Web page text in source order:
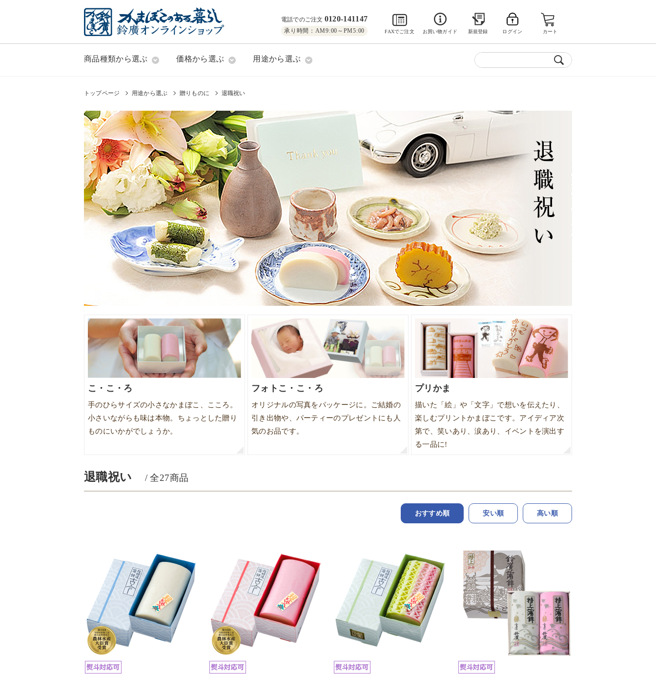
電話でのご注文 0120-141147
承り時間：AM9:00～PM5:00 FAXでご注文 お買い物ガイド 新規登録 ログイン カート
商品種類から選ぶ 価格から選ぶ 用途から選ぶ
トップページ 用途から選ぶ 贈りものに 退職祝い
こ・こ・ろ
手のひらサイズの小さなかまぼこ、こころ。
小さいながらも味は本物。ちょっとした贈り
ものにいかがでしょうか。
フォトこ・こ・ろ
オリジナルの写真をパッケージに。ご結婚の
引き出物や、パーティーのプレゼントにも人
気のお品です。
プリかま
描いた「絵」や「文字」で想いを伝えたり、
楽しむプリントかまぼこです。アイディア次
第で、笑いあり、涙あり、イベントを演出す
る一品に!
退職祝い / 全27商品
おすすめ順 安い順 高い順